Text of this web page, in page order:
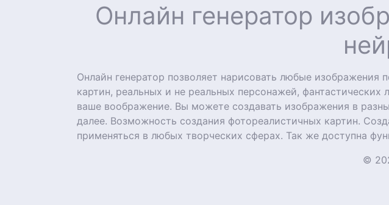
Онлайн генератор
Онлайн генератор позволяет нарисовать любые
картин, реальных и не реальных персонажей, фантастических
ваше воображение. Вы можете создавать изображения в
далее. Возможность создания фотореалистичных картин.
применяться в любых творческих сферах. Так же доступна
©